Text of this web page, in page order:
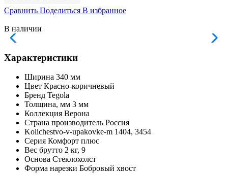
Сравнить Поделиться В избранное
В наличии
Характеристики
Ширина 340 мм
Цвет Красно-коричневый
Бренд Tegola
Толщина, мм 3 мм
Коллекция Верона
Страна производитель Россия
Kolichestvo-v-upakovke-m 1404, 3454
Серия Комфорт плюс
Вес брутто 2 кг, 9
Основа Стеклохолст
Форма нарезки Бобровый хвост